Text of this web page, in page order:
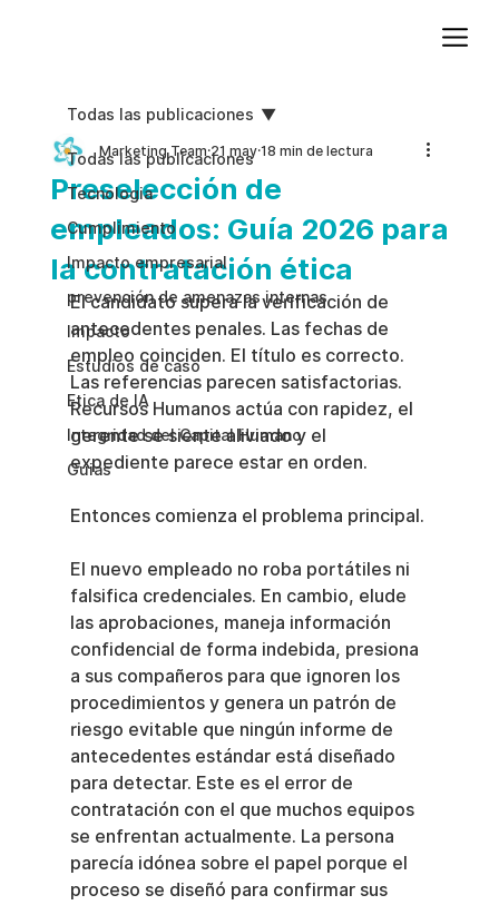
Todas las publicaciones
Tecnologia
Cumplimiento
Impacto empresarial
prevención de amenazas internas
Impacto
Estudios de caso
Etica de IA
Integridad del Capital Humano
Guias
Todas las publicaciones
Preselección de
empleados: Guía 2026 para
la contratación ética
Marketing Team 21 may 18 min de lectura
El candidato supera la verificación de
antecedentes penales. Las fechas de
empleo coinciden. El título es correcto.
Las referencias parecen satisfactorias.
Recursos Humanos actúa con rapidez, el
gerente se siente aliviado y el
expediente parece estar en orden.
Entonces comienza el problema principal.
El nuevo empleado no roba portátiles ni
falsifica credenciales. En cambio, elude
las aprobaciones, maneja información
confidencial de forma indebida, presiona
a sus compañeros para que ignoren los
procedimientos y genera un patrón de
riesgo evitable que ningún informe de
antecedentes estándar está diseñado
para detectar. Este es el error de
contratación con el que muchos equipos
se enfrentan actualmente. La persona
parecía idónea sobre el papel porque el
proceso se diseñó para confirmar sus